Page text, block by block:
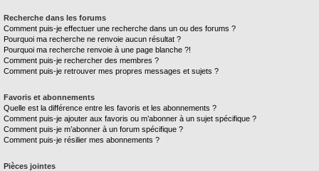
Recherche dans les forums
Comment puis-je effectuer une recherche dans un ou des forums ?
Pourquoi ma recherche ne renvoie aucun résultat ?
Pourquoi ma recherche renvoie à une page blanche ?!
Comment puis-je rechercher des membres ?
Comment puis-je retrouver mes propres messages et sujets ?
Favoris et abonnements
Quelle est la différence entre les favoris et les abonnements ?
Comment puis-je ajouter aux favoris ou m’abonner à un sujet spécifique ?
Comment puis-je m’abonner à un forum spécifique ?
Comment puis-je résilier mes abonnements ?
Pièces jointes